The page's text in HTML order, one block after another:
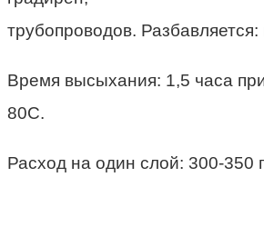
трубопроводов.
Время высыхания: 1,5 часа
80С.
Расход на один слой: 300-350